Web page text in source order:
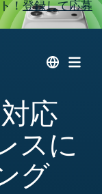
！登録して応募
応
スに
グ